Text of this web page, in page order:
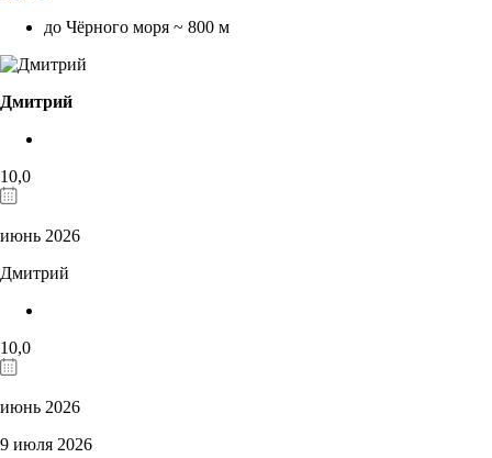
до Чёрного моря ~ 800 м
Дмитрий
10,0
июнь 2026
Дмитрий
10,0
июнь 2026
9 июля 2026